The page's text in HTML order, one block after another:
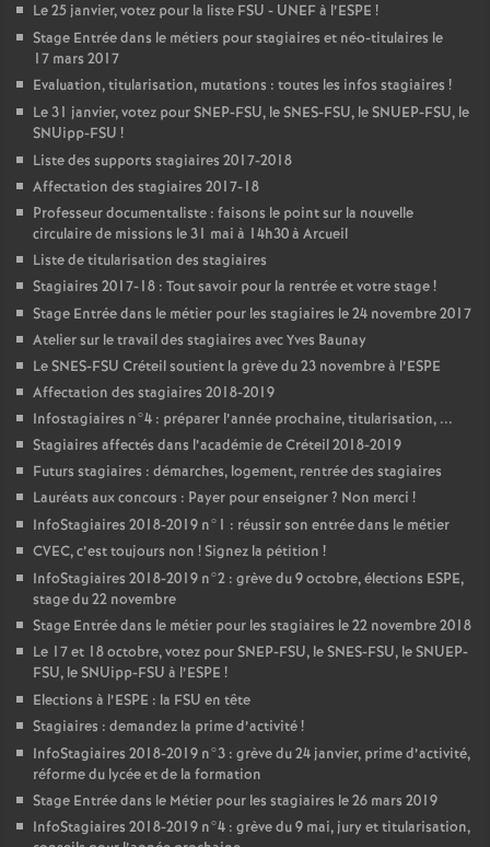
Le 25 janvier, votez pour la liste FSU - UNEFà l’ESPE !
Stage Entrée dans le métiers pour stagiaires et néo-titulaires le
17 mars 2017
Evaluation, titularisation, mutations : toutes les infos stagiaires !
Le 31 janvier, votez pourSNEP-FSU, leSNES-FSU, leSNUEP-FSU, le
SNUipp-FSU !
Liste des supports stagiaires 2017-2018
Affectation des stagiaires 2017-18
Professeur documentaliste : faisons le point sur la nouvelle
circulaire de missions le 31 mai à 14h30 à Arcueil
Liste de titularisation des stagiaires
Stagiaires 2017-18 : Tout savoir pour la rentrée et votre stage!
Stage Entrée dans le métier pour les stagiaires le 24 novembre 2017
Atelier sur le travail des stagiaires avec Yves Baunay
LeSNES-FSU Créteil soutient la grève du 23 novembre à l’ESPE
Affectation des stagiaires 2018-2019
Infostagiaires n°4 : préparer l’année prochaine, titularisation, ...
Stagiaires affectés dans l’académie de Créteil 2018-2019
Futurs stagiaires : démarches, logement, rentrée des stagiaires
Lauréats aux concours : Payer pour enseigner? Non merci !
InfoStagiaires 2018-2019 n°1 : réussir son entrée dans le métier
CVEC, c’est toujours non ! Signez la pétition !
InfoStagiaires 2018-2019 n°2 : grève du 9 octobre, élections ESPE,
stage du 22 novembre
Stage Entrée dans le métier pour les stagiaires le 22 novembre 2018
Le 17 et 18 octobre, votez pourSNEP-FSU, leSNES-FSU, leSNUEP-
FSU, le SNUipp-FSU à l’ESPE !
Elections à l’ESPE : la FSU en tête
Stagiaires : demandez la prime d’activité!
InfoStagiaires 2018-2019 n°3 : grève du 24 janvier, prime d’activité,
réforme du lycée et de la formation
Stage Entrée dans le Métier pour les stagiaires le 26 mars 2019
InfoStagiaires 2018-2019 n°4 : grève du 9 mai, jury et titularisation,